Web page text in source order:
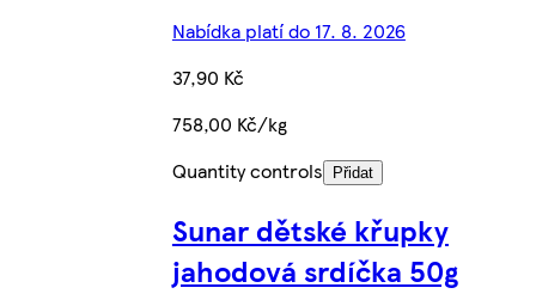
Nabídka platí do 17. 8. 2026
37,90 Kč
758,00 Kč/kg
Quantity controls
Přidat
Sunar dětské křupky
jahodová srdíčka 50g